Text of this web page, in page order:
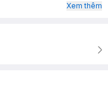
Xem thêm